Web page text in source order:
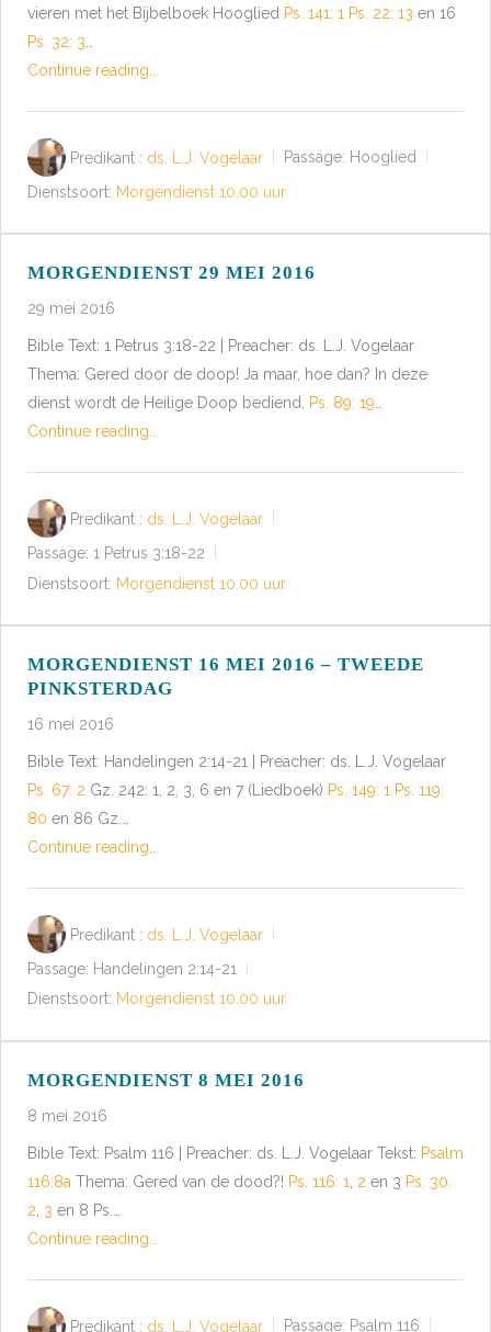
vieren met het Bijbelboek Hooglied Ps. 141: 1 Ps. 22: 13 en 16
Ps. 32: 3
Continue reading...
Predikant : ds. L.J. Vogelaar Passage: Hooglied
Dienstsoort: Morgendienst 10.00 uur
MORGENDIENST 29 MEI 2016
29 mei 2016
Bible Text: 1 Petrus 3:18-22 | Preacher: ds. L.J. Vogelaar
Thema: Gered door de doop! Ja maar, hoe dan? In deze
dienst wordt de Heilige Doop bediend.
Ps. 89: 19
Continue reading...
Predikant : ds. L.J. Vogelaar
Passage: 1 Petrus 3:18-22
Dienstsoort: Morgendienst 10.00 uur
MORGENDIENST 16 MEI 2016 – TWEEDE
PINKSTERDAG
16 mei 2016
Bible Text: Handelingen 2:14-21 | Preacher: ds. L.J. Vogelaar
Ps. 67: 2 Gz. 242: 1, 2, 3, 6 en 7 (Liedboek) Ps. 149: 1 Ps. 119:
80 en 86 Gz.…
Continue reading...
Predikant : ds. L.J. Vogelaar
Passage: Handelingen 2:14-21
Dienstsoort: Morgendienst 10.00 uur
MORGENDIENST 8 MEI 2016
8 mei 2016
Bible Text: Psalm 116 | Preacher: ds. L.J. Vogelaar Tekst: Psalm
116:8a Thema: Gered van de dood?! Ps. 116: 1 2 en 3 Ps. 30:
2 3 en 8 Ps.…
Continue reading...
Predikant : ds. L.J. Vogelaar Passage: Psalm 116